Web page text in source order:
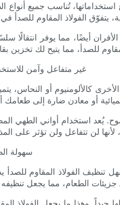
تُناسب جميع أنواع
أيضًا، مما يوفر انتقالًا
4. غير متفاعل وآمن
كالألومنيوم أو النحاس،
يُعد استخدام أواني الطهي
5. سهولة
تنظيف الفولاذ المقاوم للصدأ